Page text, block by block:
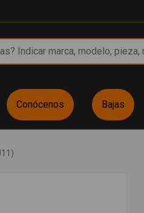
Conócenos Bajas